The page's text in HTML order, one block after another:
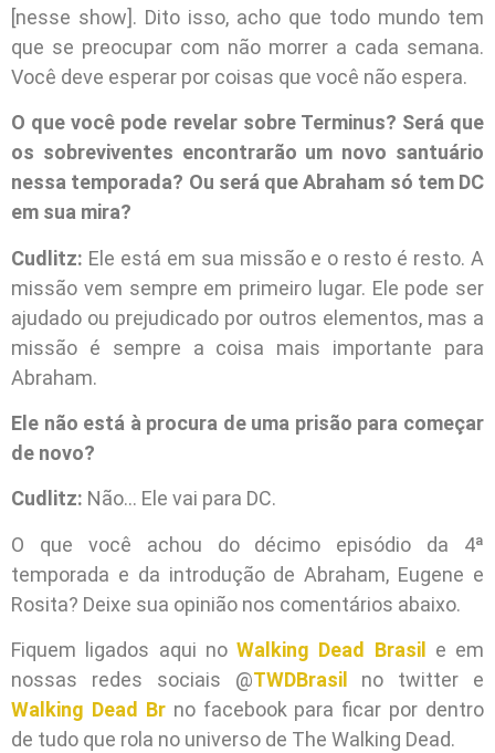
[nesse show]. Dito isso, acho que todo mundo tem
que se preocupar com não morrer a cada semana.
Você deve esperar por coisas que você não espera.
O que você pode revelar sobre Terminus? Será que
os sobreviventes encontrarão um novo santuário
nessa temporada? Ou será que Abraham só tem DC
em sua mira?
Cudlitz: Ele está em sua missão e o resto é resto. A
missão vem sempre em primeiro lugar. Ele pode ser
ajudado ou prejudicado por outros elementos, mas a
missão é sempre a coisa mais importante para
Abraham.
Ele não está à procura de uma prisão para começar
de novo?
Cudlitz: Não… Ele vai para DC.
O que você achou do décimo episódio da 4ª
temporada e da introdução de Abraham, Eugene e
Rosita? Deixe sua opinião nos comentários abaixo.
Fiquem ligados aqui no Walking Dead Brasil
e em
nossas redes sociais @TWDBrasil
no twitter e
Walking Dead Brno facebook para ficar por dentro
de tudo que rola no universo de The Walking Dead.